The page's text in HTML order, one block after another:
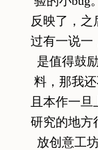
反映了，之
过有一说一
是值得鼓
料，那我
且本作一
研究的地方
放创意工